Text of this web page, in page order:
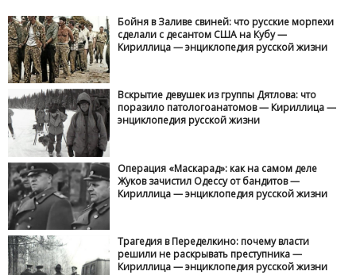
Бойня в Заливе свиней: что русские морпехи
сделали с десантом США на Кубу —
Кириллица — энциклопедия русской жизни
Вскрытие девушек из группы Дятлова: что
поразило патологоанатомов — Кириллица —
энциклопедия русской жизни
Операция «Маскарад»: как на самом деле
Жуков зачистил Одессу от бандитов —
Кириллица — энциклопедия русской жизни
Трагедия в Переделкино: почему власти
решили не раскрывать преступника —
Кириллица — энциклопедия русской жизни